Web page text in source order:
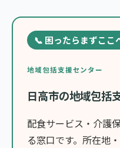
📞 困ったらまずこ
地域包括支援センター
日高市の地域包括
配食サービス・介護
る窓口です。所在地